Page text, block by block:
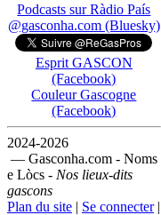
Podcasts sur Ràdio País
@gasconha.com (Bluesky)
Esprit GASCON
(Facebook)
Couleur Gascogne
(Facebook)
2024-2026
— Gasconha.com - Noms
e Lòcs - Nos lieux-dits
gascons
Plan du site | Se connecter|